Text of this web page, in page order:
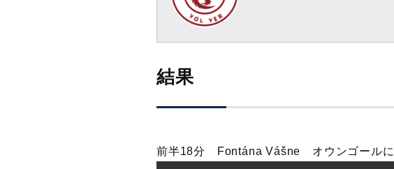
結果
前半18分 Fontána Vášne オウンゴールに